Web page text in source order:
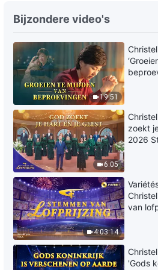
8:32
3:14
Christelijk
oprecht hart
6:06
Christelijk
van God
eerlijke
3:42
Christelijk
is
Bijzondere video's
19:51
6:05
zoekt
2026
4:03:14
van
'Gods